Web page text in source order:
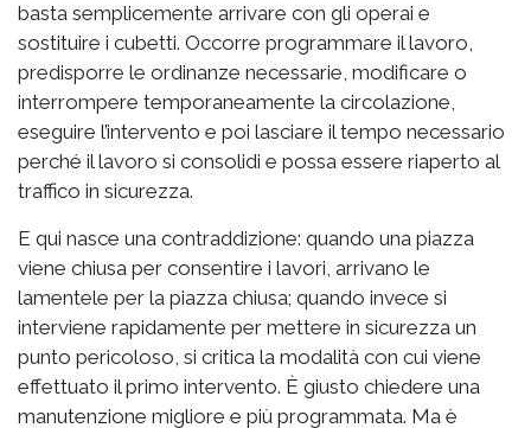
basta semplicemente arrivare con gli operai e
sostituire i cubetti. Occorre programmare il lavoro,
predisporre le ordinanze necessarie, modificare o
interrompere temporaneamente la circolazione,
eseguire l’intervento e poi lasciare il tempo necessario
perché il lavoro si consolidi e possa essere riaperto al
traffico in sicurezza.
E qui nasce una contraddizione: quando una piazza
viene chiusa per consentire i lavori, arrivano le
lamentele per la piazza chiusa; quando invece si
interviene rapidamente per mettere in sicurezza un
punto pericoloso, si critica la modalità con cui viene
effettuato il primo intervento. È giusto chiedere una
manutenzione migliore e più programmata. Ma è